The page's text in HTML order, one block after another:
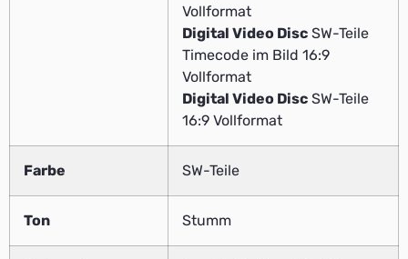
Vollformat
Digital Video Disc SW-Teile
Timecode im Bild 16:9
Vollformat
Digital Video Disc SW-Teile
16:9 Vollformat
Farbe SW-Teile
Ton Stumm